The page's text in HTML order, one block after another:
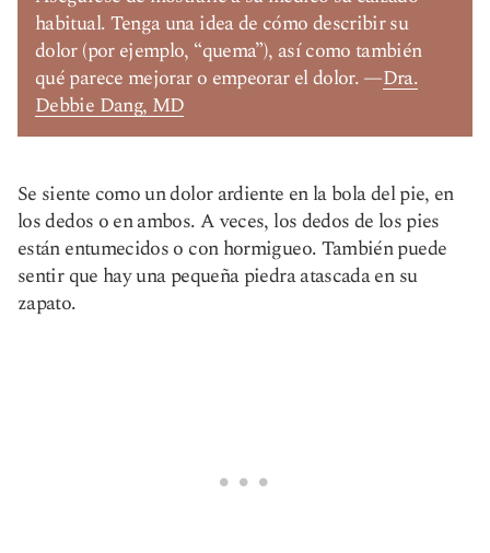
habitual. Tenga una idea de cómo describir su
dolor (por ejemplo, “quema”), así como también
qué parece mejorar o empeorar el dolor. —Dra.
Debbie Dang, MD
Se siente como un dolor ardiente en la bola del pie, en
los dedos o en ambos. A veces, los dedos de los pies
están entumecidos o con hormigueo. También puede
sentir que hay una pequeña piedra atascada en su
zapato.